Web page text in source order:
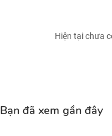
Hiện tại chưa
Bạn đã xem gần đây